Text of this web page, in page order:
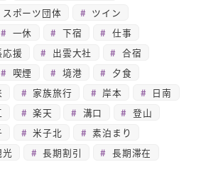
スポーツ団体
ツイン
一休 下宿
仕事
応援 出雲大社
合宿
喫煙 境港
夕食
家族旅行 岸本
日南
楽天 溝口
登山
米子北
素泊まり
長期割引
長期滞在